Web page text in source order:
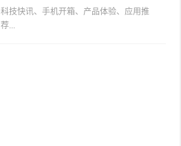
科技快讯、手机开箱、产品体验、应用推
荐...